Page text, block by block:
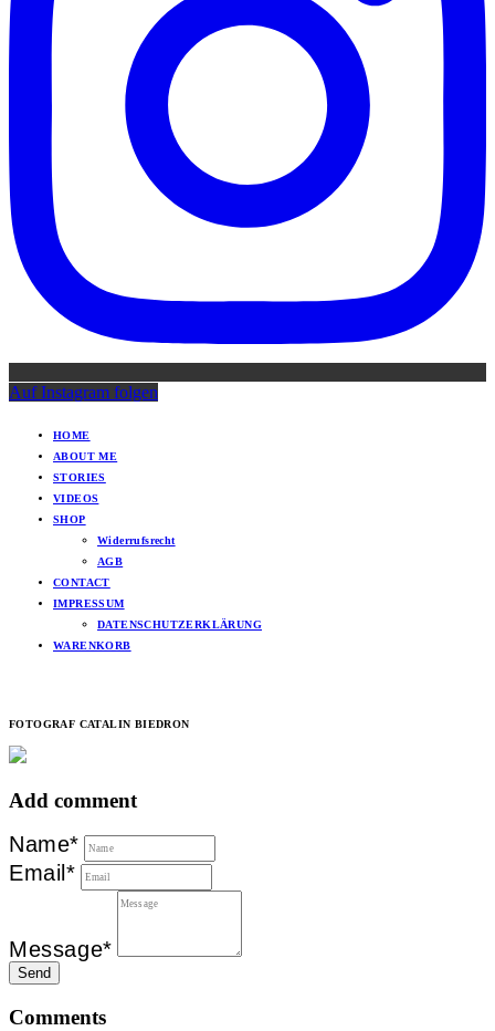
Auf Instagram folgen
HOME
ABOUT ME
STORIES
VIDEOS
SHOP
Widerrufsrecht
AGB
CONTACT
IMPRESSUM
DATENSCHUTZERKLÄRUNG
WARENKORB
FOTOGRAF CATALIN BIEDRON
Add comment
Name*
Email*
Message*
Send
Comments